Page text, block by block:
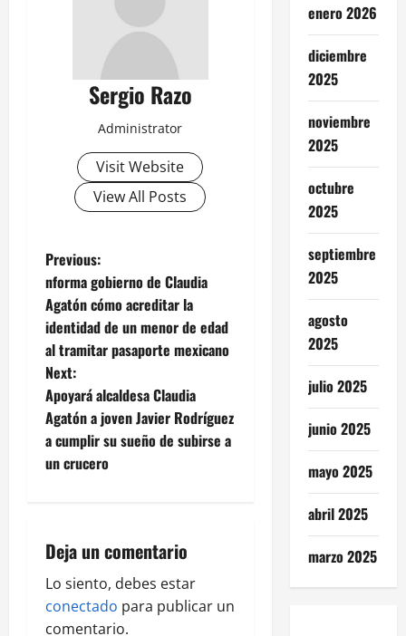
Sergio Razo
Administrator
Visit Website
View All Posts
P
o
s
t
n
a
g
a
Previous:
nforma gobierno de Claudia
Agatón cómo acreditar la
identidad de un menor de edad
al tramitar pasaporte mexicano
Next:
Apoyará alcaldesa Claudia
Agatón a joven Javier Rodríguez
a cumplir su sueño de subirse a
un crucero
Deja un comentario
Lo siento, debes estar
conectado para publicar un
comentario.
enero 2026
diciembre
2025
noviembre
2025
octubre
2025
septiembre
2025
agosto
2025
julio 2025
junio 2025
mayo 2025
abril 2025
marzo 2025